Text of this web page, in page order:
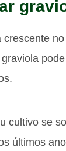
crescente
cultivo se
últimos